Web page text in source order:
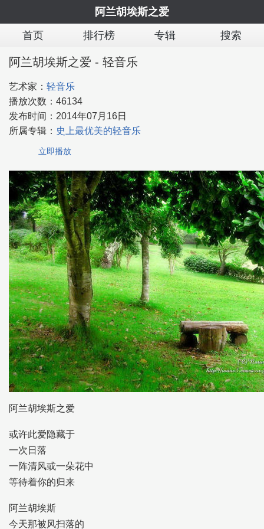
阿兰胡埃斯之爱
首页
排行榜 专辑 搜索
阿兰胡埃斯之爱 - 轻音乐
艺术家： 轻音乐
播放次数： 46134
发布时间： 2014年07月16日
所属专辑： 史上最优美的轻音乐
立即播放
阿兰胡埃斯之爱
或许此爱隐藏于
一次日落
一阵清风或一朵花中
等待着你的归来
阿兰胡埃斯
今天那被风扫落的